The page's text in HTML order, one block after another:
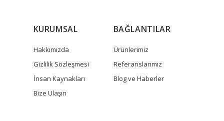
KURUMSAL
Hakkımızda
Gizlilik Sözleşmesi
İnsan Kaynakları
Bize Ulaşın
BAĞLANTILAR
Ürünlerimiz
Referanslarımız
Blog ve Haberler